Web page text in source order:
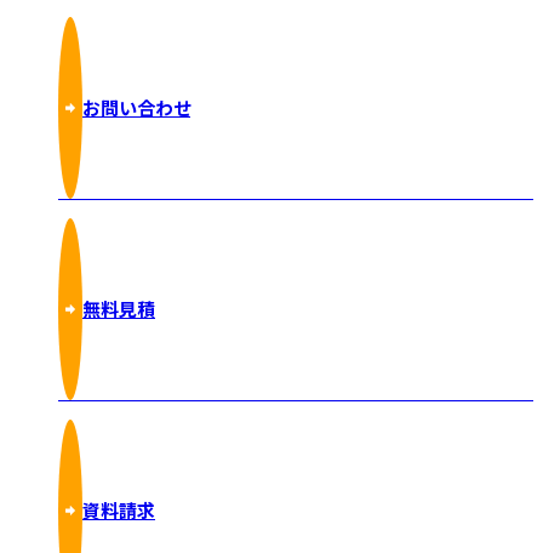
お問い合わせ
無料見積
資料請求